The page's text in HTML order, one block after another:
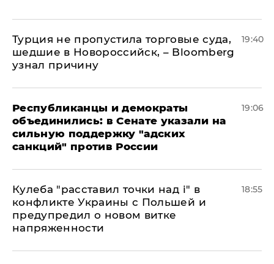
Турция не пропустила торговые суда,
шедшие в Новороссийск, – Bloomberg
узнал причину
19:40
Республиканцы и демократы
объединились: в Сенате указали на
сильную поддержку "адских
санкций" против России
19:06
Кулеба "расставил точки над і" в
конфликте Украины с Польшей и
предупредил о новом витке
напряженности
18:55